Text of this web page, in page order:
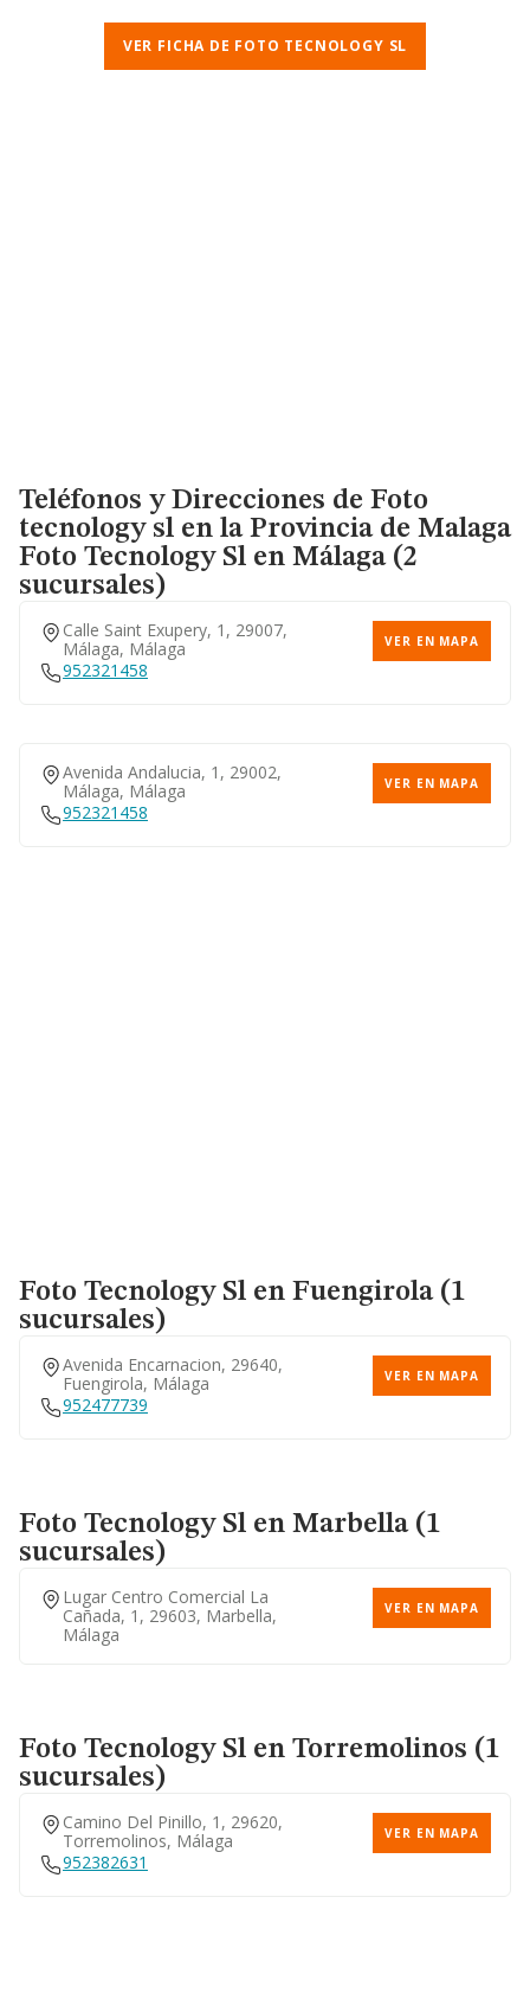
VER FICHA DE FOTO TECNOLOGY SL
Teléfonos y Direcciones de Foto
tecnology sl en la Provincia de Malaga
Foto Tecnology Sl en Málaga (2
sucursales)
Calle Saint Exupery, 1, 29007,
Málaga, Málaga
VER EN MAPA
952321458
Avenida Andalucia, 1, 29002,
Málaga, Málaga
VER EN MAPA
952321458
Foto Tecnology Sl en Fuengirola (1
sucursales)
Avenida Encarnacion, 29640,
Fuengirola, Málaga
VER EN MAPA
952477739
Foto Tecnology Sl en Marbella (1
sucursales)
Lugar Centro Comercial La
Cañada, 1, 29603, Marbella,
Málaga
VER EN MAPA
Foto Tecnology Sl en Torremolinos (1
sucursales)
Camino Del Pinillo, 1, 29620,
Torremolinos, Málaga
VER EN MAPA
952382631